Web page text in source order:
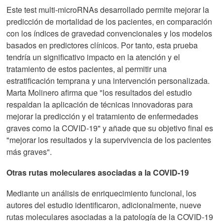
Este test multi-microRNAs desarrollado permite mejorar la
predicción de mortalidad de los pacientes, en comparación
con los índices de gravedad convencionales y los modelos
basados en predictores clínicos. Por tanto, esta prueba
tendría un significativo impacto en la atención y el
tratamiento de estos pacientes, al permitir una
estratificación temprana y una intervención personalizada.
Marta Molinero afirma que "los resultados del estudio
respaldan la aplicación de técnicas innovadoras para
mejorar la predicción y el tratamiento de enfermedades
graves como la COVID-19" y añade que su objetivo final es
"mejorar los resultados y la supervivencia de los pacientes
más graves".
Otras rutas moleculares asociadas a la COVID-19
Mediante un análisis de enriquecimiento funcional, los
autores del estudio identificaron, adicionalmente, nueve
rutas moleculares asociadas a la patología de la COVID-19